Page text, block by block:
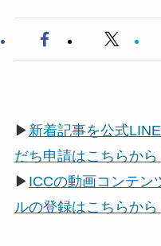
▶ 新着記事を公式
だち申請はこちらから
▶ ICCの動画コンテン
ルの登録はこちらから